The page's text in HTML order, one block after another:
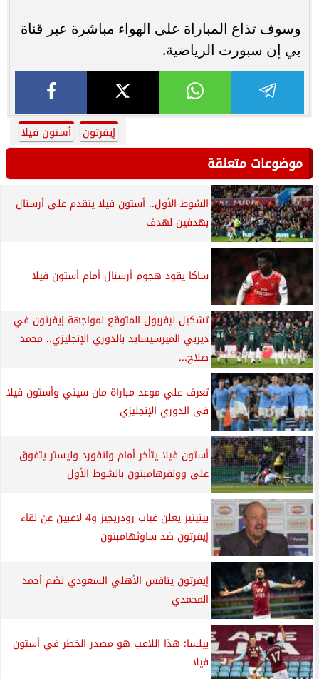
وسوف تذاع المباراة على الهواء مباشرة عبر قناة
بي إن سبورت الرياضية.
إيفرتون أستون فيلا
موضوعات متعلقة
الشوط الأول.. أستون فيلا يتقدم على أرسنال
بهدفين لهدف
ساكا يقود هجوم أرسنال أمام أستون فيلا
تشكيل ليفربول المتوقع لمواجهة إيفرتون في
ديربي الميرسيسايد بالدوري الإنجليزي.. محمد
صلاح...
تعرف علي موعد مباراة مان سيتي وأستون فيلا
فى الدوري الإنجليزي
أستون فيلا يتأخر أمام واتفورد وليستر يتفوق
على وولفرهامبتون بالشوط الأول
بينيتيز يعلن غياب رودريجيز و4 لاعبين عن لقاء
إيفرتون ضد ساوثهامبتون
إيفرتون ينافس الأهلي السعودي لضم أحمد
المحمدي
بيلسا: هذا اللاعب هو مصدر الخطر في أستون
فيلا